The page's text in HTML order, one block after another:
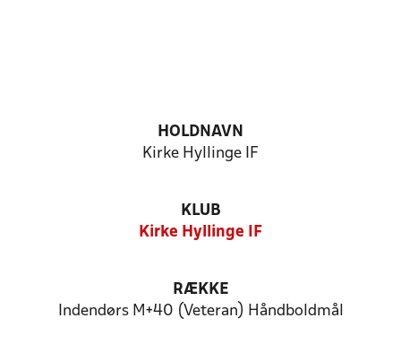
HOLDNAVN
Kirke Hyllinge IF
KLUB
Kirke Hyllinge IF
RÆKKE
Indendørs M+40 (Veteran) Håndboldmål